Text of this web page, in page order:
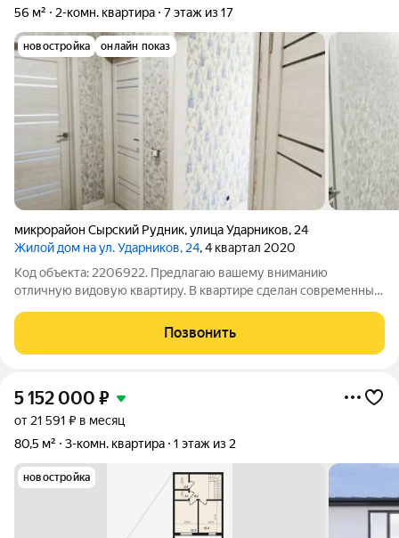
56 м² 2-комн. квартира 7 этаж из 17
новостройка онлайн показ
микрорайон Сырский Рудник,улица Ударников, 24
Жилой дом на ул. Ударников, 24, 4 квартал 2020
Код объекта: 2206922. Предлагаю вашему вниманию
отличную видовую квартиру. В квартире сделан современный
точечными светильниками, новая входная и межкомнатные
двери, с/у раздельный, отделан
Позвонить
5 152 000 ₽
от 21 591 ₽ в месяц
80,5 м²
3-комн. квартира 1 этаж из 2
новостройка